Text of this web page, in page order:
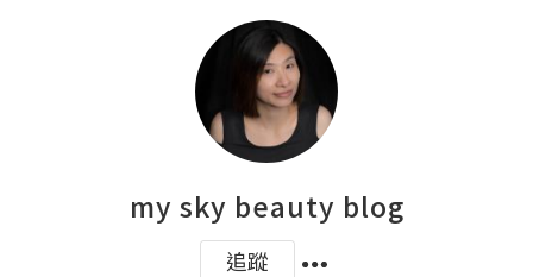
my sky beauty blog
追蹤